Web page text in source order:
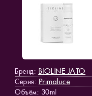
Бренд: BIOLINE JATO
Серия: Primaluce
Объём: 30ml